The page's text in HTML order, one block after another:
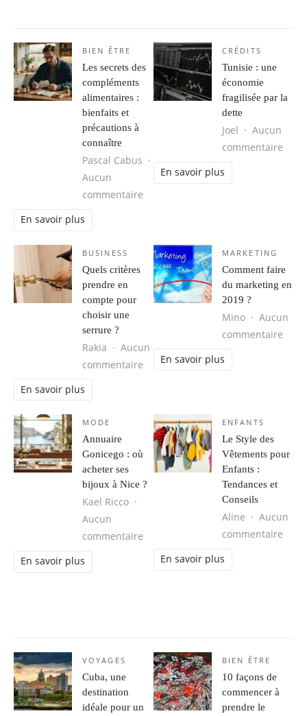
BIEN ÊTRE
Les secrets des
compléments
alimentaires :
bienfaits et
précautions à
connaître
Pascal Cabus
Aucun
commentaire
En savoir plus
CRÉDITS
Tunisie : une
économie
fragilisée par la
dette
Joel
Aucun
commentaire
En savoir plus
BUSINESS
Quels critères
prendre en
compte pour
choisir une
serrure ?
Rakia
Aucun
commentaire sur Quels critères prendre en
En savoir plus
MARKETING
Comment faire
du marketing en
2019 ?
Mino
Aucun
commentaire
En savoir plus
MODE
Annuaire
Gonicego : où
acheter ses
bijoux à Nice ?
Kael Ricco
Aucun
commentaire sur Annuaire Gonicego : où
En savoir plus
ENFANTS
Le Style des
Vêtements pour
Enfants :
Tendances et
Conseils
Aline
Aucun
commentaire
En savoir plus
VOYAGES
Cuba, une
destination
idéale pour un
BIEN ÊTRE
10 façons de
commencer à
prendre le